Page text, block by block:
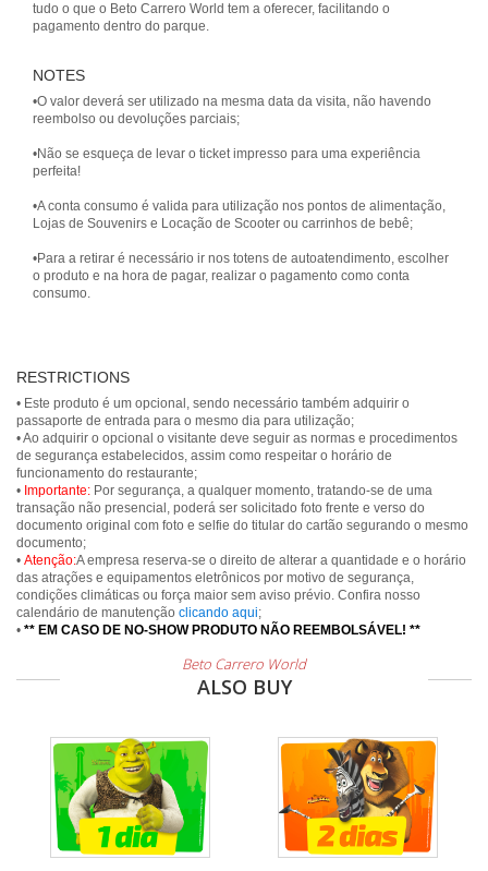
tudo o que o Beto Carrero World tem a oferecer, facilitando o
NOTES
•O valor deverá ser utilizado na mesma data da visita, não havendo
reembolso ou devoluções parciais;
•Não se esqueça de levar o ticket impresso para uma experiência
perfeita!
•A conta consumo é valida para utilização nos pontos de alimentação,
Lojas de Souvenirs e Locação de Scooter ou carrinhos de bebê;
•Para a retirar é necessário ir nos totens de autoatendimento, escolher
o produto e na hora de pagar, realizar o pagamento como conta
consumo.
RESTRICTIONS
• Este produto é um opcional, sendo necessário também adquirir o
passaporte de entrada para o mesmo dia para utilização;
• Ao adquirir o opcional o visitante deve seguir as normas e procedimentos
de segurança estabelecidos, assim como respeitar o horário de
funcionamento do restaurante;
• Importante: Por segurança, a qualquer momento, tratando-se de uma
transação não presencial, poderá ser solicitado foto frente e verso do
documento original com foto e selfie do titular do cartão segurando o mesmo
documento;
• Atenção:A empresa reserva-se o direito de alterar a quantidade e o horário
das atrações e equipamentos eletrônicos por motivo de segurança,
condições climáticas ou força maior sem aviso prévio. Confira nosso
calendário de manutenção clicando aqui;
• ** EM CASO DE NO-SHOW PRODUTO NÃO REEMBOLSÁVEL! **
Beto Carrero World
ALSO BUY